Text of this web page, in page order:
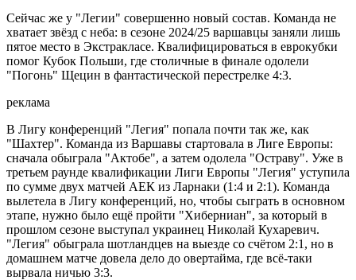
Сейчас же у "Легии" совершенно новый состав. Команда не
хватает звёзд с неба: в сезоне 2024/25 варшавцы заняли лишь
пятое место в Экстракласе. Квалифицироваться в еврокубки
помог Кубок Польши, где столичные в финале одолели
"Погонь" Щецин в фантастической перестрелке 4:3.
реклама
В Лигу конференций "Легия" попала почти так же, как
"Шахтер". Команда из Варшавы стартовала в Лиге Европы:
сначала обыграла "Актобе", а затем одолела "Остраву". Уже в
третьем раунде квалификации Лиги Европы "Легия" уступила
по сумме двух матчей АЕК из Ларнаки (1:4 и 2:1). Команда
вылетела в Лигу конференций, но, чтобы сыграть в основном
этапе, нужно было ещё пройти "Хиберниан", за который в
прошлом сезоне выступал украинец Николай Кухаревич.
"Легия" обыграла шотландцев на выезде со счётом 2:1, но в
домашнем матче довела дело до овертайма, где всё-таки
вырвала ничью 3:3.